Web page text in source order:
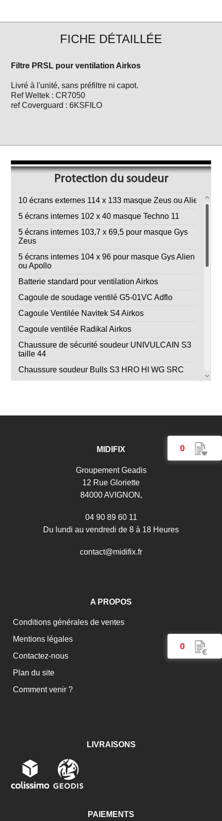
0
0
FICHE DÉTAILLÉE
Filtre PRSL pour ventilation Airkos
Livré à l'unité, sans préfiltre ni capot.
Ref Weltek : CR7050
ref Coverguard : 6KSFILO
Protection du soudeur
10 écrans externes 114 x 133 masque Zeus ou Alien
5 écrans internes 102 x 40 masque Techno 11
5 écrans internes 103,7 x 69,5 pour masque Gys
Zeus
5 écrans internes 104 x 96 pour masque Gys Alien
ou Apollo
Batterie standard pour ventilation Airkos
Cagoule de soudage ventilé G5-01VC Adflo
Cagoule Ventilée Navitek S4 Airkos
Cagoule ventilée Radikal Airkos
Chaussure de sécurité soudeur UNIVULCAIN S3
taille 44
Chaussure soudeur Bulls S3 HRO HI WG SRC
Gant soudeur TIG Cuir pleine fleur agneau
Masque de soudage 3/9-13G Venus true color
Masque de soudage Alien+ 3/5-13G true color XXL
Masque de soudage GYS HERMES 3/4-14G AIR
avec Protection Respiratoire
Masque LCD Techno 11 True Color
Protection Exterieure pour cagoule Navitek ou Kapio
Protection intérieure pour cellule S4 Weltek
Protection intérieure Speedglas 3M série 9100 -
sachet de 5 pièces
Toile de protection anti chaleur 850°c
MIDIFIX
Groupement Geadis
12 Rue Gloriette
84000 AVIGNON,
04 90 89 60 11
Du lundi au vendredi de 8 à 18 Heures
contact@midifix.fr
A PROPOS
Conditions générales de ventes
Mentions légales
Contactez-nous
Plan du site
Comment venir ?
LIVRAISONS
PAIEMENTS